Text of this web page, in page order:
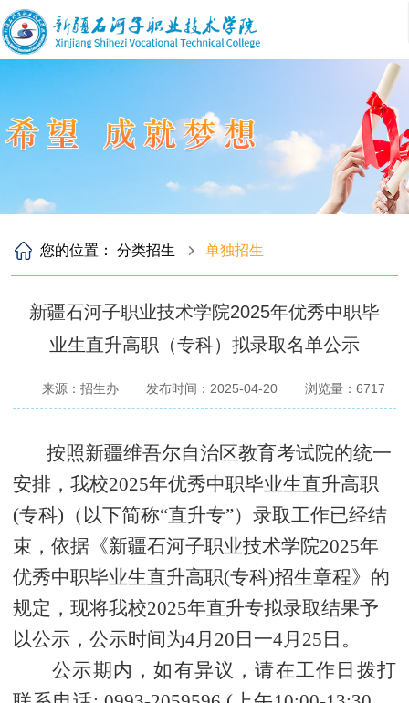
您的位置：分类招生 单独招生
新疆石河子职业技术学院2025年优秀中职毕
业生直升高职（专科）拟录取名单公示
来源：招生办 发布时间：2025-04-20 浏览量： 6717
按照新疆维吾尔自治区教育考试院的统一
安排，我校2025年优秀中职毕业生直升高职
(专科)（以下简称“直升专”）录取工作已经结
束，依据《新疆石河子职业技术学院2025年
优秀中职毕业生直升高职(专科)招生章程》的
规定，现将我校2025年直升专拟录取结果予
以公示，公示时间为4月20日一4月25日。
公示期内，如有异议，请在工作日拨打